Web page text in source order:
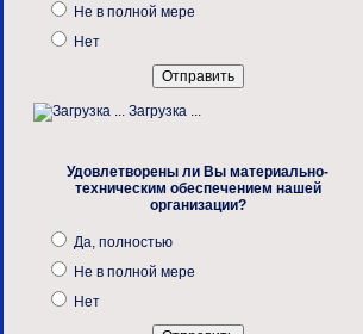
Не в полной мере
Нет
Загрузка ...
Удовлетворены ли Вы материально-
техническим обеспечением нашей
организации?
Да, полностью
Не в полной мере
Нет